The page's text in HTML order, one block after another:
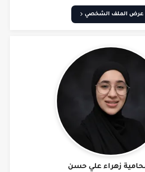
عرض الملف الشخصي
زهراء علي حسن